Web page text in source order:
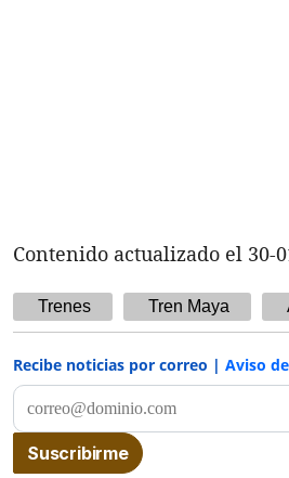
Contenido actualizado el 30-
Trenes Tren Maya
Recibe noticias por correo | Aviso